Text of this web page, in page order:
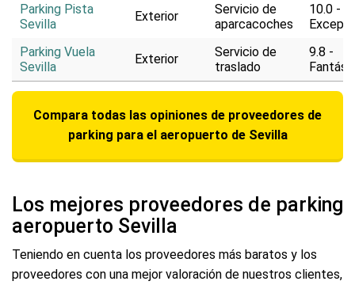
Parking Pista
Sevilla
Exterior
Servicio de
aparcacoches
10.0 -
Parking Vuela
Sevilla
Exterior
Servicio de
traslado
9.8 -
Compara todas las opiniones de proveedores de
parking para el aeropuerto de Sevilla
Los mejores proveedores de parking
aeropuerto Sevilla
Teniendo en cuenta los proveedores más baratos y los
proveedores con una mejor valoración de nuestros clientes,